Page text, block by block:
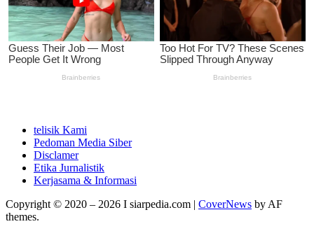
telisik Kami
Pedoman Media Siber
Disclamer
Etika Jurnalistik
Kerjasama & Informasi
Copyright © 2020 – 2026 I siarpedia.com | CoverNews by AF
themes.